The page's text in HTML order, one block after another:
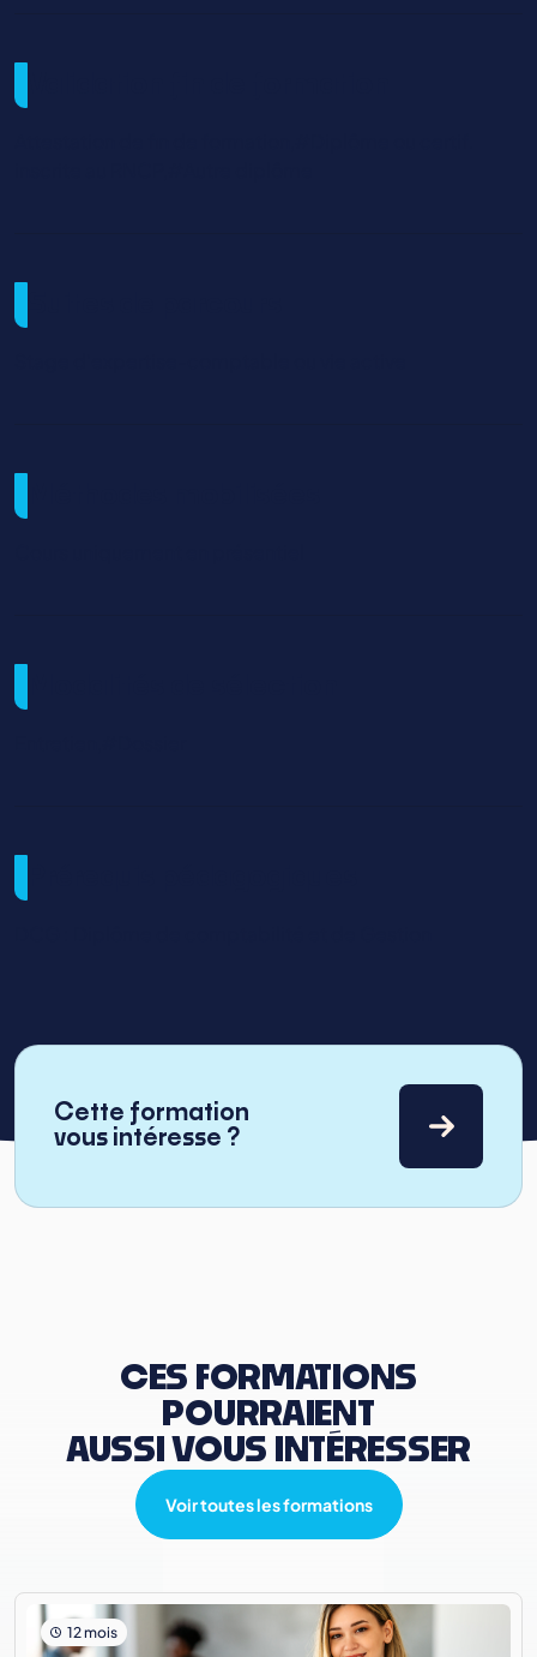
Cette formation
vous intéresse ?
CES FORMATIONS
POURRAIENT
AUSSI VOUS INTÉRESSER
Voir toutes les formations
12 mois